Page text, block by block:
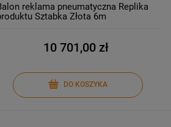
reklama pneumatyczna Replika
Sztabka Złota 6m
10 701,00 zł
DO KOSZYKA